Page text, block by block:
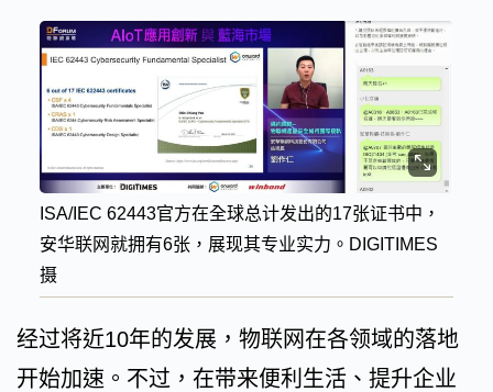
ISA/IEC 62443官方在全球总计发出的17张证书中，
安华联网就拥有6张，展现其专业实力。DIGITIMES
摄
经过将近10年的发展，物联网在各领域的落地
开始加速。不过，在带来便利生活、提升企业